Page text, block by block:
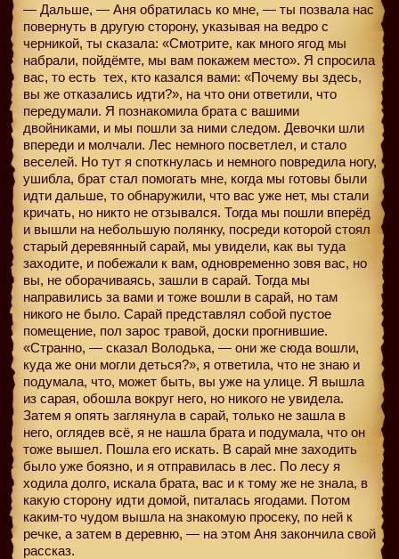
— Дальше, — Аня обратилась ко мне, — ты позвала нас
повернуть в другую сторону, указывая на ведро с
черникой, ты сказала: «Смотрите, как много ягод мы
набрали, пойдёмте, мы вам покажем место». Я спросила
вас, то есть тех, кто казался вами: «Почему вы здесь,
вы же отказались идти?», на что они ответили, что
передумали. Я познакомила брата с вашими
двойниками, и мы пошли за ними следом. Девочки шли
впереди и молчали. Лес немного посветлел, и стало
веселей. Но тут я споткнулась и немного повредила ногу,
ушибла, брат стал помогать мне, когда мы готовы были
идти дальше, то обнаружили, что вас уже нет, мы стали
кричать, но никто не отзывался. Тогда мы пошли вперёд
и вышли на небольшую полянку, посреди которой стоял
старый деревянный сарай, мы увидели, как вы туда
заходите, и побежали к вам, одновременно зовя вас, но
вы, не оборачиваясь, зашли в сарай. Тогда мы
направились за вами и тоже вошли в сарай, но там
никого не было. Сарай представлял собой пустое
помещение, пол зарос травой, доски прогнившие.
«Странно, — сказал Володька, — они же сюда вошли,
куда же они могли деться?», я ответила, что не знаю и
подумала, что, может быть, вы уже на улице. Я вышла
из сарая, обошла вокруг него, но никого не увидела.
Затем я опять заглянула в сарай, только не зашла в
него, оглядев всё, я не нашла брата и подумала, что он
тоже вышел. Пошла его искать. В сарай мне заходить
было уже боязно, и я отправилась в лес. По лесу я
ходила долго, искала брата, вас и к тому же не знала, в
какую сторону идти домой, питалась ягодами. Потом
каким-то чудом вышла на знакомую просеку, по ней к
речке, а затем в деревню, — на этом Аня закончила свой
рассказ.